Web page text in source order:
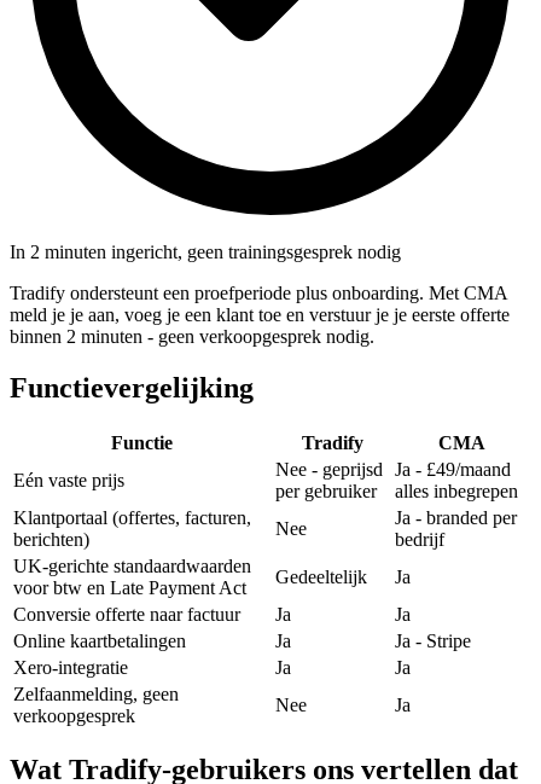
In 2 minuten ingericht, geen trainingsgesprek nodig
Tradify ondersteunt een proefperiode plus onboarding. Met CMA
meld je je aan, voeg je een klant toe en verstuur je je eerste offerte
binnen 2 minuten - geen verkoopgesprek nodig.
Functievergelijking
Functie Tradify
CMA‎
Eén vaste prijs
Nee - geprijsd
per gebruiker
Ja - £49/maand
alles inbegrepen
Klantportaal (offertes, facturen,
berichten)
Nee
Ja - branded per
bedrijf
UK-gerichte standaardwaarden
voor btw en Late Payment Act
Gedeeltelijk
Ja
Conversie offerte naar factuur
Ja
Ja
Online kaartbetalingen
Ja
Ja - Stripe
Xero-integratie
Ja
Ja
Zelfaanmelding, geen
verkoopgesprek
Nee Ja
Wat Tradify-gebruikers ons vertellen dat